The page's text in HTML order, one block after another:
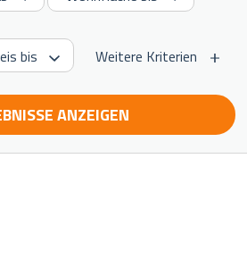
Weitere Kriterien
ANZEIGEN